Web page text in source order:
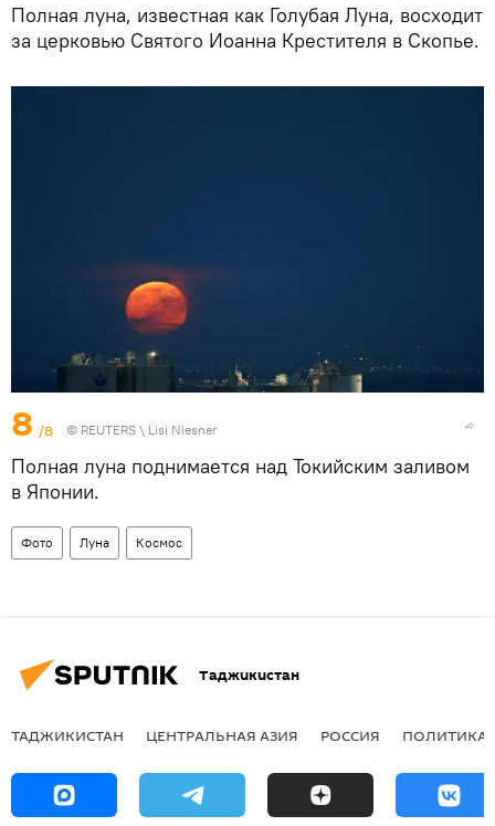
Полная луна, известная как Голубая Луна, восходит
за церковью Святого Иоанна Крестителя в Скопье.
8 /8 © REUTERS \ Lisi Niesner
Полная луна поднимается над Токийским заливом
в Японии.
Фото Луна Космос
Таджикистан
ТАДЖИКИСТАН ЦЕНТРАЛЬНАЯ АЗИЯ РОССИЯ ПОЛИТИКА